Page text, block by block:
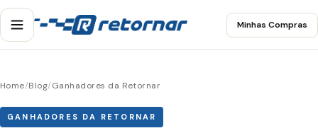
Minhas Compras
Home/Blog/Ganhadores da Retornar
GANHADORES DA RETORNAR